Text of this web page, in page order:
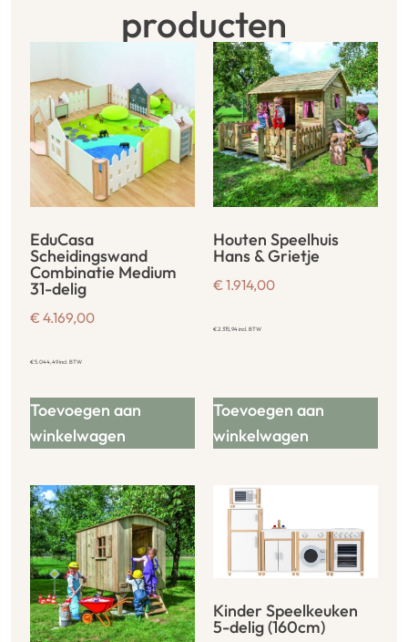
producten
EduCasa
Scheidingswand
Combinatie Medium
31-delig
€ 4.169,00
€5.044,49incl. BTW
Toevoegen aan
winkelwagen
Houten Speelhuis
Hans & Grietje
€ 1.914,00
€2.315,94incl. BTW
Toevoegen aan
winkelwagen
Kinder Speelkeuken
5-delig (160cm)